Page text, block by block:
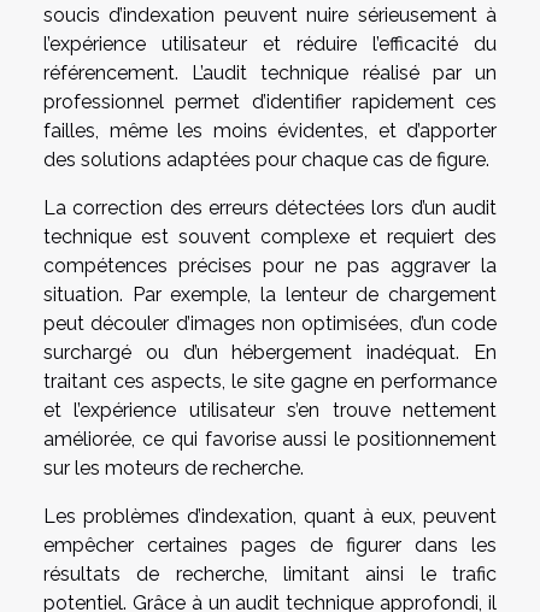
soucis d’indexation peuvent nuire sérieusement à
l’expérience utilisateur et réduire l’efficacité du
référencement. L’audit technique réalisé par un
professionnel permet d’identifier rapidement ces
failles, même les moins évidentes, et d’apporter
des solutions adaptées pour chaque cas de figure.
La correction des erreurs détectées lors d’un audit
technique est souvent complexe et requiert des
compétences précises pour ne pas aggraver la
situation. Par exemple, la lenteur de chargement
peut découler d’images non optimisées, d’un code
surchargé ou d’un hébergement inadéquat. En
traitant ces aspects, le site gagne en performance
et l’expérience utilisateur s’en trouve nettement
améliorée, ce qui favorise aussi le positionnement
sur les moteurs de recherche.
Les problèmes d’indexation, quant à eux, peuvent
empêcher certaines pages de figurer dans les
résultats de recherche, limitant ainsi le trafic
potentiel. Grâce à un audit technique approfondi, il